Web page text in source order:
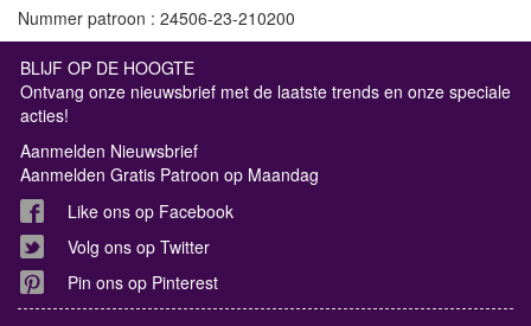
Nummer patroon : 24506-23-210200
BLIJF OP DE HOOGTE
Ontvang onze nieuwsbrief met de laatste trends en onze speciale
acties!
Aanmelden Nieuwsbrief
Aanmelden Gratis Patroon op Maandag
Like ons op Facebook
Volg ons op Twitter
Pin ons op Pinterest